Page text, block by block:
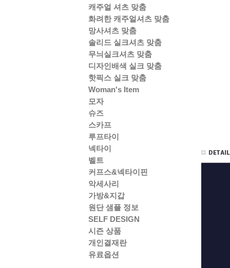
캐주얼 셔츠 맞춤
화려한 캐주얼셔츠 맞춤
망사셔츠 맞춤
솔리드 실크셔츠 맞춤
무늬실크셔츠 맞춤
디자인배색 실크 맞춤
핫픽스 실크 맞춤
Woman's Item
모자
슈즈
스카프
루프타이
넥타이
벨트
커프스&넥타이핀
악세사리
가방&지갑
원단 샘플 정보
SELF DESIGN
시즌 상품
개인결재란
유료옵션